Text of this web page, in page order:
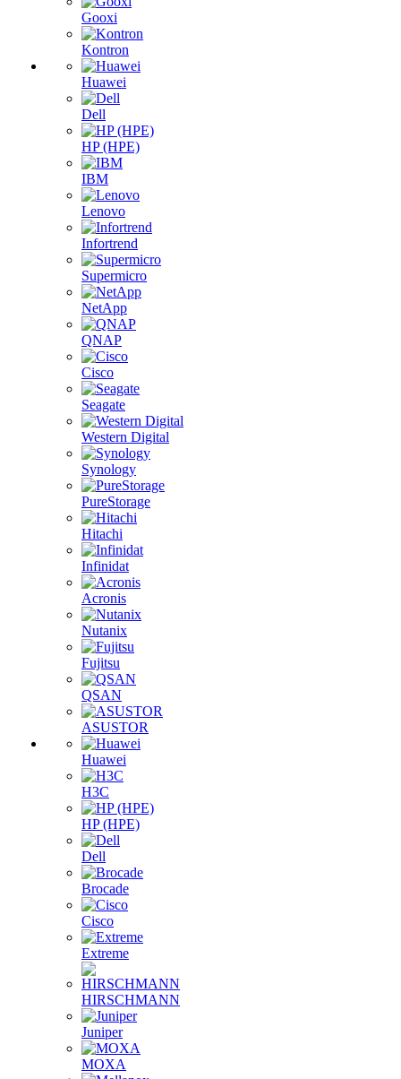
Gooxi
Kontron
Huawei
Dell
HP (HPE)
IBM
Lenovo
Infortrend
Supermicro
NetApp
QNAP
Cisco
Seagate
Western Digital
Synology
PureStorage
Hitachi
Infinidat
Acronis
Nutanix
Fujitsu
QSAN
ASUSTOR
Huawei
H3C
HP (HPE)
Dell
Brocade
Cisco
Extreme
HIRSCHMANN
Juniper
MOXA